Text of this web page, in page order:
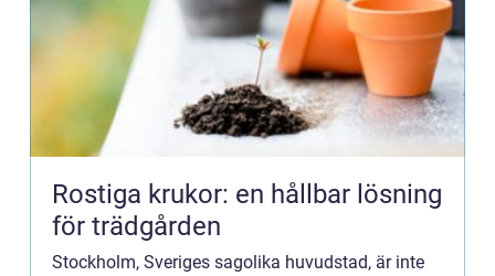
Rostiga krukor: en hållbar lösning
för trädgården
Stockholm, Sveriges sagolika huvudstad, är inte